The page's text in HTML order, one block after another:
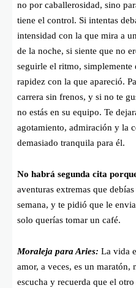
no por caballerosidad, sino
tiene el control. Si intentas
intensidad con la que mira a
de la noche, si siente que no
seguirle el ritmo, simplemente
rapidez con la que apareció.
carrera sin frenos, y si no te
no estás en su equipo. Te
agotamiento, admiración y la
demasiado tranquila para él.
No habrá segunda cita
aventuras extremas que
semana, y te pidió que le
solo querías tomar un café.
Moraleja para Aries: La vida
amor, a veces, es un maratón,
escucha y recuerda que el